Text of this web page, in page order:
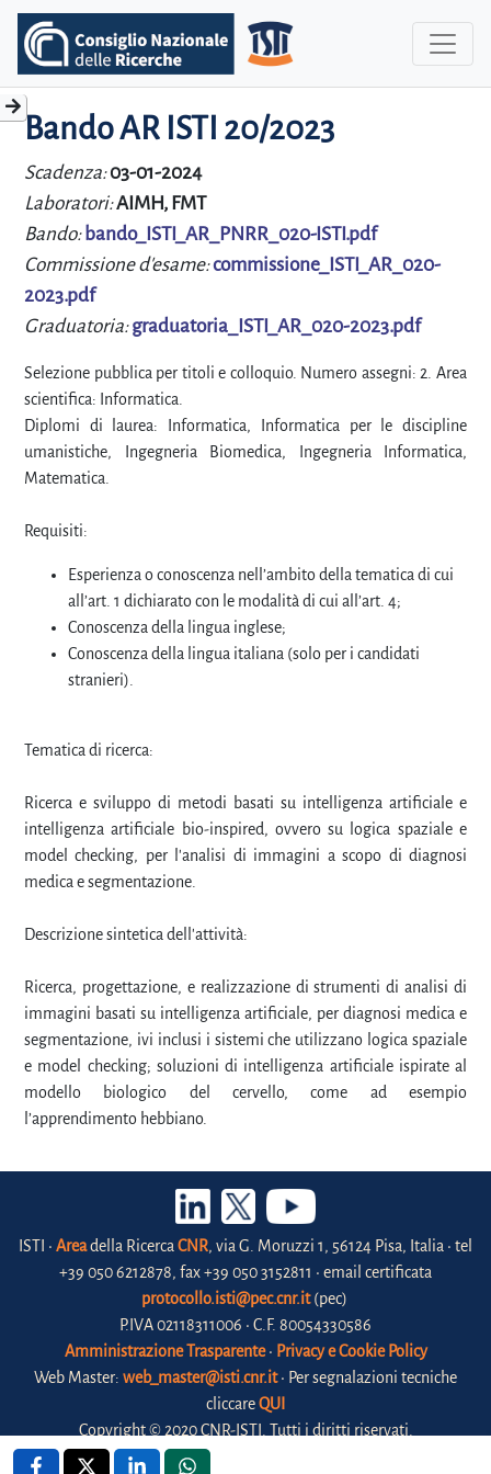
Bando AR ISTI 20/2023
Scadenza:03-01-2024
Laboratori:AIMH, FMT
Bando: bando_ISTI_AR_PNRR_020-ISTI.pdf
Commissione d'esame:commissione_ISTI_AR_020-
2023.pdf
Graduatoria:graduatoria_ISTI_AR_020-2023.pdf
Selezione pubblica per titoli e colloquio. Numero assegni: 2. Area
scientifica: Informatica.
Diplomi di laurea: Informatica, Informatica per le discipline
umanistiche, Ingegneria Biomedica, Ingegneria Informatica,
Matematica.
Requisiti:
Esperienza o conoscenza nell’ambito della tematica di cui
all’art. 1 dichiarato con le modalità di cui all’art. 4;
Conoscenza della lingua inglese;
Conoscenza della lingua italiana (solo per i candidati
stranieri).
Tematica di ricerca:
Ricerca e sviluppo di metodi basati su intelligenza artificiale e
intelligenza artificiale bio-inspired, ovvero su logica spaziale e
model checking, per l'analisi di immagini a scopo di diagnosi
medica e segmentazione.
Descrizione sintetica dell'attività:
Ricerca, progettazione, e realizzazione di strumenti di analisi di
immagini basati su intelligenza artificiale, per diagnosi medica e
segmentazione, ivi inclusi i sistemi che utilizzano logica spaziale
e model checking; soluzioni di intelligenza artificiale ispirate al
modello biologico del cervello, come ad esempio
l’apprendimento hebbiano.
ISTI • Areadella Ricerca CNR, via G. Moruzzi 1, 56124 Pisa, Italia • tel
+39 050 6212878, fax +39 050 3152811 • email certificata
protocollo.isti@pec.cnr.it(pec)
P.IVA 02118311006 • C.F. 80054330586
Amministrazione Trasparente• Privacy e Cookie Policy
Web Master: web_master@isti.cnr.it• Per segnalazioni tecniche
cliccareQUI
Copyright © 2020 CNR-ISTI. Tutti i diritti riservati.